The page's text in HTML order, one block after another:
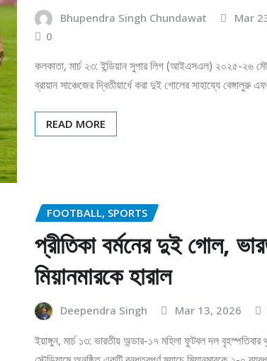
Bhupendra Singh Chundawat
Mar
0
কলকাতা, মার্চ ২৩: ইন্ডিয়ান সুপার লিগ (আইএসএল) ২০২৫-২৬
ব্রায়ান সাঞ্চেজের দ্বিতীয়ার্ধে করা দুই গোলের সাহায্যে বেঙ্গালুরু
READ MORE
FOOTBALL, SPORTS
প্রীতিকা বর্মনের দুই গোল,
মিয়ানমারকে হারাল
Deependra Singh Mar 13, 2026
ইয়াঙ্গুন, মার্চ ১৩: ভারতীয় অন্ডার-১৭ মহিলা ফুটবল দল বৃহস্পতিবার